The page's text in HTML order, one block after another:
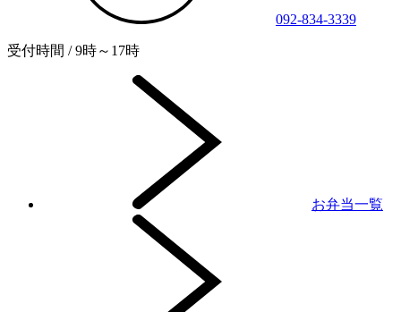
092-834-3339
受付時間 / 9時～17時
お弁当一覧